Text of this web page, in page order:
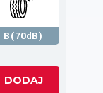
B(70dB)